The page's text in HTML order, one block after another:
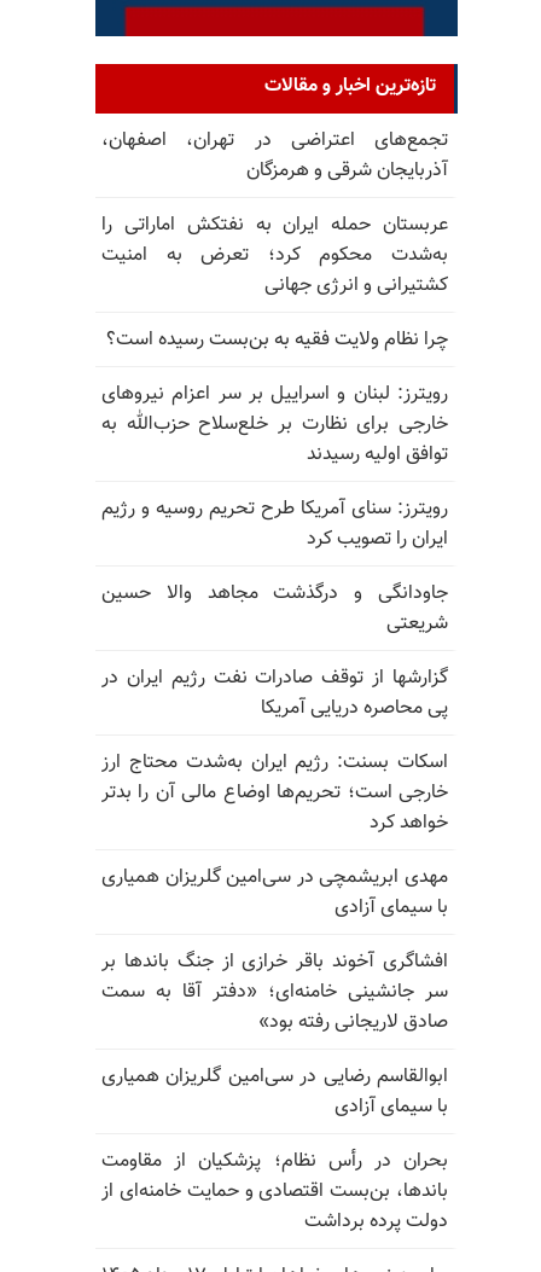
تازه‌ترین اخبار و مقالات
تجمع‌های اعتراضی در تهران، اصفهان،
آذربایجان شرقی و هرمزگان
عربستان حمله ایران به نفتکش اماراتی را
به‌شدت محکوم کرد؛ تعرض به امنیت
کشتیرانی و انرژی جهانی
چرا نظام ولایت فقیه به بن‌بست رسیده است؟
رویترز: لبنان و اسراییل بر سر اعزام نیروهای
خارجی برای نظارت بر خلع‌سلاح حزب‌الله به
توافق اولیه رسیدند
رویترز: سنای آمریکا طرح تحریم روسیه و رژیم
ایران را تصویب کرد
جاودانگی و درگذشت مجاهد والا حسین
شریعتی
گزارشها از توقف صادرات نفت رژیم ایران در
پی محاصره دریایی آمریکا
اسکات بسنت: رژیم ایران به‌شدت محتاج ارز
خارجی است؛ تحریم‌ها اوضاع مالی آن را بدتر
خواهد کرد
مهدی ابریشمچی در سی‌امین گلریزان همیاری
با سیمای آزادی
افشاگری آخوند باقر خرازی از جنگ باندها بر
سر جانشینی خامنه‌ای؛ «دفتر آقا به سمت
صادق لاریجانی رفته بود»
ابوالقاسم رضایی در سی‌امین گلریزان همیاری
با سیمای آزادی
بحران در رأس نظام؛ پزشکیان از مقاومت
باندها، بن‌بست اقتصادی و حمایت خامنه‌ای از
دولت پرده برداشت